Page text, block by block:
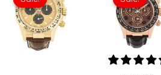
was:
£301.00.
was: